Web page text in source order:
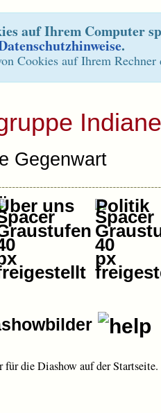
auf Ihrem Computer
.
Cookies auf Ihrem Rechner
Gegenwart
uns Politik
für die Diashow auf der Startseite.